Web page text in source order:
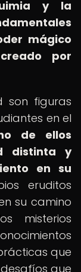
y la
mágico
por
son figuras
en el
de ellos
distinta y
en su
eruditos
su camino
misterios
que
que